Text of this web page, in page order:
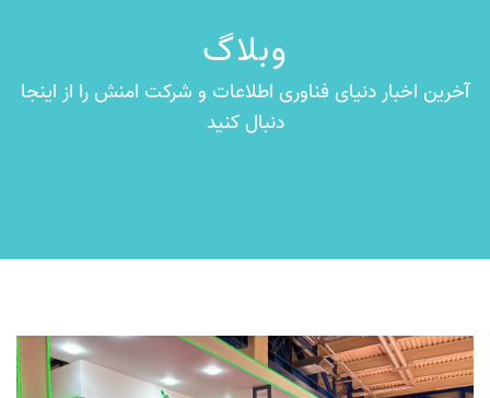
وبلاگ
آخرین اخبار دنیای فناوری اطلاعات و شرکت امنش را از اینجا
دنبال کنید